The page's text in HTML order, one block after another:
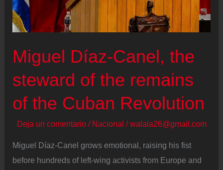
Miguel Díaz‑Canel, the
steward of the remains
of the Cuban Revolution
Deja un comentario / Nacional /walala26@gmail.com
Miguel Díaz-Canel grows emotional, raising his fist
before hundreds of left-wing activists from Europe and